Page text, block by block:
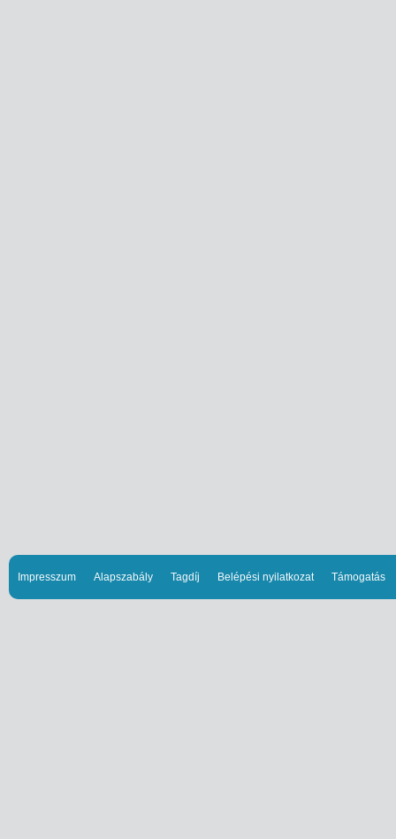
Impresszum Alapszabály Tagdíj Belépési nyilatkozat Támogatás